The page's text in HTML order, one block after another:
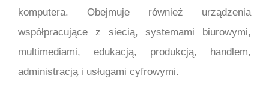
komputera. Obejmuje również urządzenia
współpracujące z siecią, systemami biurowymi,
multimediami, edukacją, produkcją, handlem,
administracją i usługami cyfrowymi.